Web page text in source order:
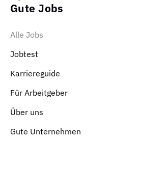
Gute Jobs
Alle Jobs
Jobtest
Karriereguide
Für Arbeitgeber
Über uns
Gute Unternehmen